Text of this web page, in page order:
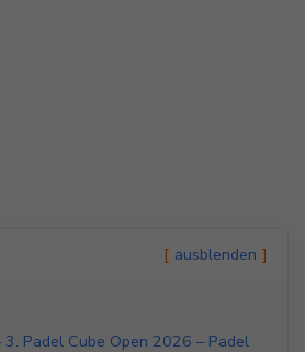
ausblenden
3. Padel Cube Open 2026 – Padel